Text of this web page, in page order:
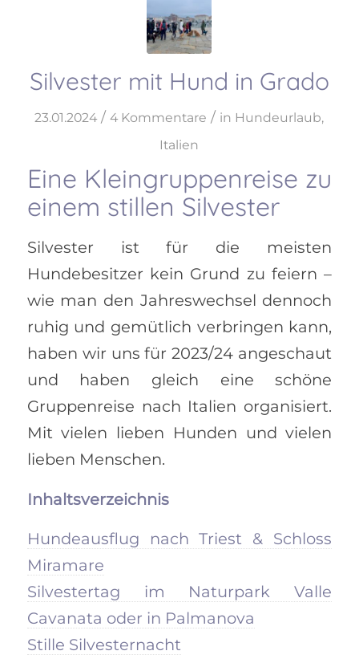
Silvester mit Hund in Grado
23.01.2024 / 4 Kommentare / in Hundeurlaub,
Italien
Eine Kleingruppenreise zu
einem stillen Silvester
Silvester ist für die meisten
Hundebesitzer kein Grund zu feiern –
wie man den Jahreswechsel dennoch
ruhig und gemütlich verbringen kann,
haben wir uns für 2023/24 angeschaut
und haben gleich eine schöne
Gruppenreise nach Italien organisiert.
Mit vielen lieben Hunden und vielen
lieben Menschen.
Inhaltsverzeichnis
Hundeausflug nach Triest & Schloss
Miramare
Silvestertag im Naturpark Valle
Cavanata oder in Palmanova
Stille Silvesternacht